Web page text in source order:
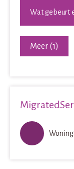
Wat
Meer (1)